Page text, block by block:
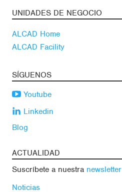
UNIDADES DE NEGOCIO
ALCAD Home
ALCAD Facility
SÍGUENOS
Youtube
Linkedin
Blog
ACTUALIDAD
Suscríbete a nuestra newsletter
Noticias